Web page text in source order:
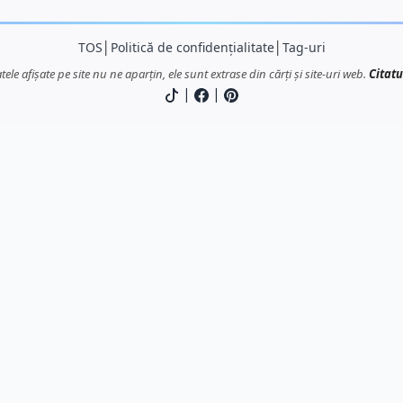
TOS Politică de confidențialitate│ Tag-uri
afișate pe site nu ne aparțin, ele sunt extrase din cărți și site-uri web.
| |